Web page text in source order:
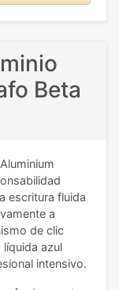
Beta
escritura fluida
a
de clic
azul
intensivo.